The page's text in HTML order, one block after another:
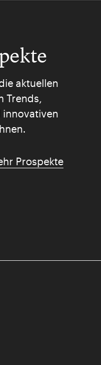
aktuellen
Trends,
Prospekte